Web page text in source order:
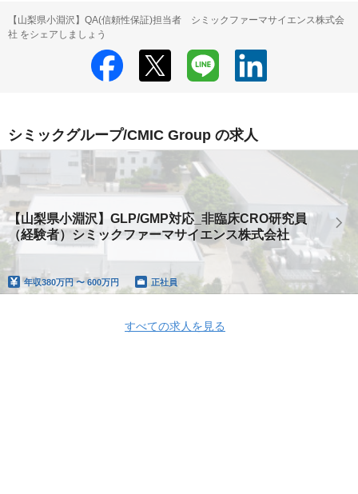
【山梨県小淵沢】QA(信頼性保証)担当者 シミックファーマサイエンス株式会
社 をシェアしましょう
シミックグループ/CMIC Group の求人
【山梨県小淵沢】GLP/GMP対応_非臨床CRO研究員
（経験者）シミックファーマサイエンス株式会社
年収380万円 〜 600万円 正社員
すべての求人を見る